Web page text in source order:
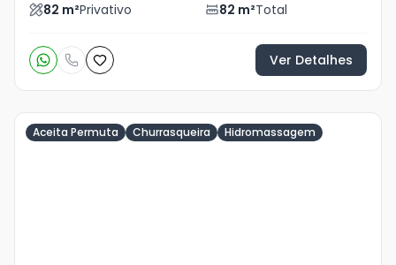
82 m²Privativo 82 m²Total
Ver Detalhes
Aceita Permuta Churrasqueira Hidromassagem